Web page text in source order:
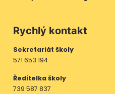
Rychlý kontakt
Sekretariát školy
571 653 194
Ředitelka školy
739 587 837